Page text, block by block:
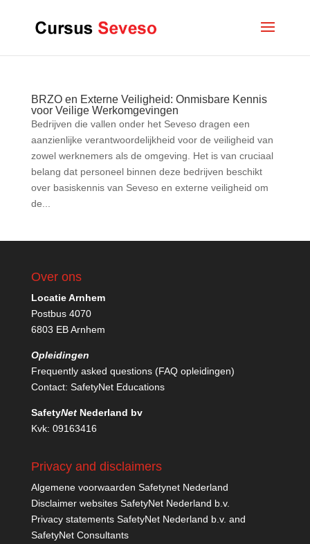
BRZO en Externe Veiligheid: Onmisbare Kennis
voor Veilige Werkomgevingen
Bedrijven die vallen onder het Seveso dragen een
aanzienlijke verantwoordelijkheid voor de veiligheid van
zowel werknemers als de omgeving. Het is van cruciaal
belang dat personeel binnen deze bedrijven beschikt
over basiskennis van Seveso en externe veiligheid om
de...
Over ons
Locatie Arnhem
Postbus 4070
6803 EB Arnhem
Opleidingen
Frequently asked questions (FAQ opleidingen)
Contact: SafetyNet Educations
SafetyNetNederland bv
Kvk: 09163416
Privacy and disclaimers
Algemene voorwaarden Safetynet Nederland
Disclaimer websites SafetyNet Nederland b.v.
Privacy statements SafetyNet Nederland b.v. and
SafetyNet Consultants